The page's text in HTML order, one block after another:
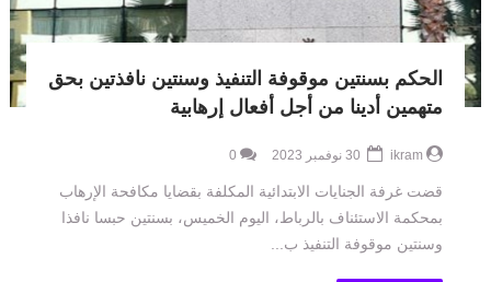
الحكم بسنتين موقوفة التنفيذ وسنتين نافذتين بحق
متهمين أدينا من أجل أفعال إرهابية
ikram
0
قضت غرفة الجنايات الابتدائية المكلفة بقضايا مكافحة الإرهاب
بمحكمة الاستئناف بالرباط، اليوم الخميس، بسنتين حبسا نافذا
وسنتين موقوفة التنفيذ ب...